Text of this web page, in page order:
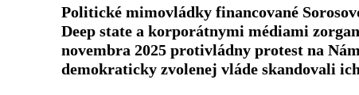
Politické mimovládky financované
Deep state a korporátnymi médiami
novembra 2025 protivládny protest na
demokraticky zvolenej vláde skandovali